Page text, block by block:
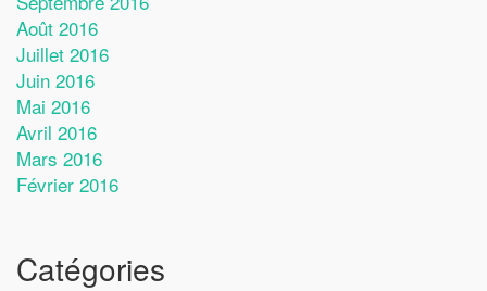
Août 2016
Juillet 2016
Juin 2016
Mai 2016
Avril 2016
Mars 2016
Février 2016
Catégories